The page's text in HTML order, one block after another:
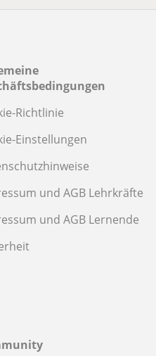
Richtlinie
Einstellungen
und AGB Lehrkräfte
und AGB Lernende